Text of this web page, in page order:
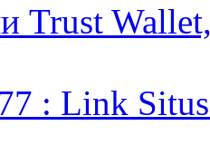
Trust
: Link Situs